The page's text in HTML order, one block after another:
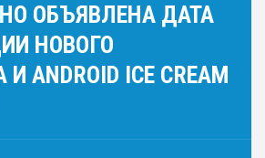
ОБЪЯВЛЕНА ДАТА
НОВОГО
ANDROID ICE CREAM